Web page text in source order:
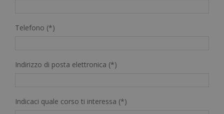
Telefono (*)
Indirizzo di posta elettronica (*)
Indicaci quale corso ti interessa (*)